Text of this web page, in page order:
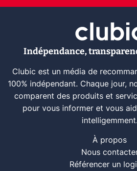
Indépendance,
Clubic est un média de
100% indépendant. Chaque jour,
comparent des produits et
pour vous informer et vous
intelligemment.
À propos
Nous
Référencer un